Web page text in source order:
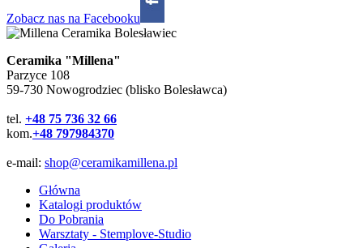
Zobacz nas na Facebooku
Ceramika "Millena"
Parzyce 108
59-730 Nowogrodziec (blisko Bolesławca)
tel. +48 75 736 32 66
kom.+48 797984370
e-mail: shop@ceramikamillena.pl
Główna
Katalogi produktów
Do Pobrania
Warsztaty - Stemplove-Studio